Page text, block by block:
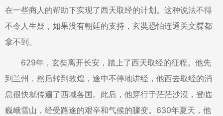
在一些商人的帮助下实现了西天取经的计划。这种说法不得
不令人生疑，如果没有朝廷的支持，玄奘恐怕连通关文牒都
拿不到。
629年，玄奘离开长安，踏上了西天取经的征程。他先
到兰州，然后转到敦煌，途中不停地讲经，他西去取经的消
息很快就传遍了西域各国。此后，他穿行于茫茫沙漠，登临
巍峨雪山，经受路途的艰辛和气候的骤变。630年夏天，他